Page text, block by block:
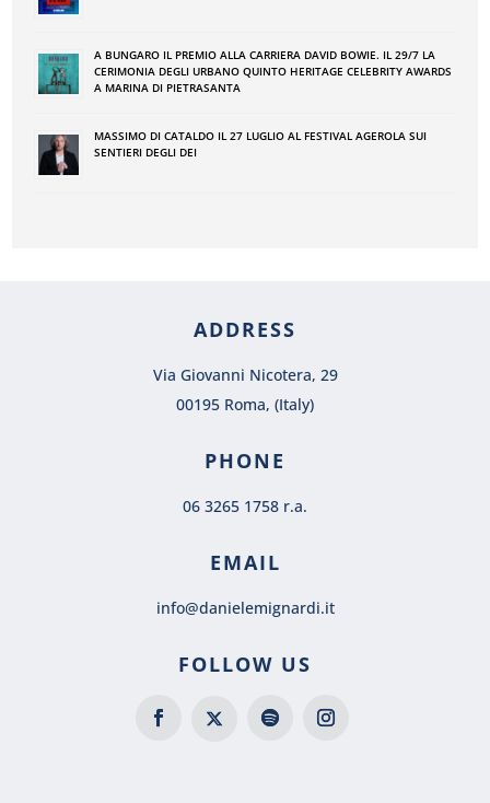
A BUNGARO IL PREMIO ALLA CARRIERA DAVID BOWIE. IL 29/7 LA
CERIMONIA DEGLI URBANO QUINTO HERITAGE CELEBRITY AWARDS
A MARINA DI PIETRASANTA
MASSIMO DI CATALDO IL 27 LUGLIO AL FESTIVAL AGEROLA SUI
SENTIERI DEGLI DEI
ADDRESS
Via Giovanni Nicotera, 29
00195 Roma, (Italy)
PHONE
06 3265 1758 r.a.
EMAIL
info@danielemignardi.it
FOLLOW US